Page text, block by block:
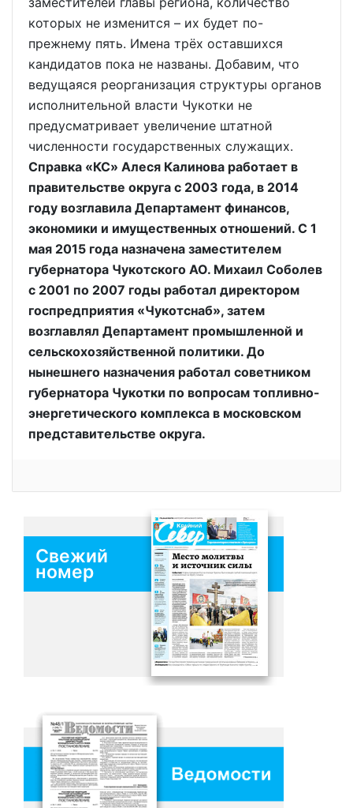
которых не изменится – их будет по-
прежнему пять. Имена трёх оставшихся
кандидатов пока не названы. Добавим, что
ведущаяся реорганизация структуры органов
исполнительной власти Чукотки не
предусматривает увеличение штатной
численности государственных служащих.
Справка «КС» Алеся Калинова работает в
правительстве округа с 2003 года, в 2014
году возглавила Департамент финансов,
экономики и имущественных отношений. С 1
мая 2015 года назначена заместителем
губернатора Чукотского АО. Михаил Соболев
с 2001 по 2007 годы работал директором
госпредприятия «Чукотснаб», затем
возглавлял Департамент промышленной и
сельскохозяйственной политики. До
нынешнего назначения работал советником
губернатора Чукотки по вопросам топливно-
энергетического комплекса в московском
представительстве округа.
Свежий
номер